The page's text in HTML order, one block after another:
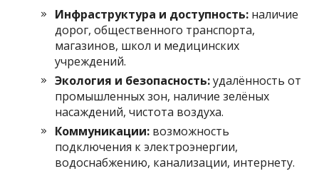
Инфраструктура и доступность: наличие
дорог, общественного транспорта,
магазинов, школ и медицинских
учреждений.
Экология и безопасность:удалённость от
промышленных зон, наличие зелёных
насаждений, чистота воздуха.
Коммуникации: возможность
подключения к электроэнергии,
водоснабжению, канализации, интернету.